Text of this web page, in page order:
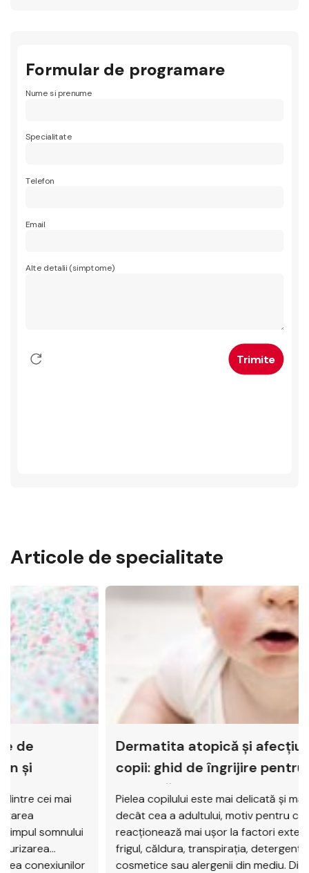
Formular de programare
Nume si prenume
Specialitate
Telefon
Email
Alte detalii (simptome)
Articole de specialitate
Dermatita atopică și afecțiunile pielii la
copii: ghid de îngrijire pentru pielea
Pielea copilului este mai delicată și mai sensibilă
decât cea a adultului, motiv pentru care
reacționează mai ușor la factori externi precum
frigul, căldura, transpirația, detergenții, produsele
cosmetice sau alergenii din mediu. Din acest motiv,